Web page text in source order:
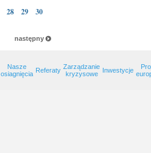
28 29 30
następny
Nasze
osiagnięcia Referaty Zarządzanie
kryzysowe
Inwestycje